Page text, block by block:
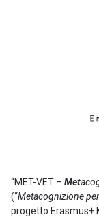
“MET-VET – Met
(“Metacognizione
progetto Erasmus+